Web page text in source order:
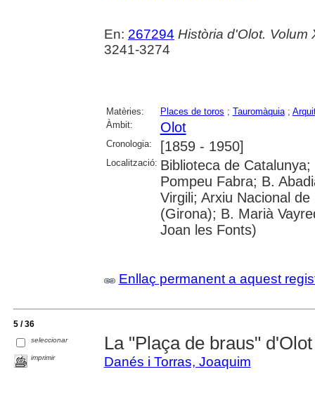
En: 267294 Història d'Olot. Volum
3241-3274
Matèries: Places de toros ; Tauromàquia;
Àmbit:
Olot
Cronologia: [1859 - 1950]
Localització: Biblioteca de
Pompeu Fabra; B.
Virgili; Arxiu Nacional
(Girona); B. Marià
Joan les Fonts)
Enllaç permanent a aquest
5 / 36
seleccionar
imprimir
La "Plaça de braus" d'Olot
Danés i Torras, Joaquim